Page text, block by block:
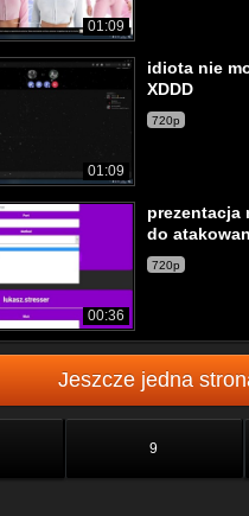
01:09
01:09
idiota nie
XDDD
720p
00:36
prezentacja
do
720p
Jeszcze jedna
9